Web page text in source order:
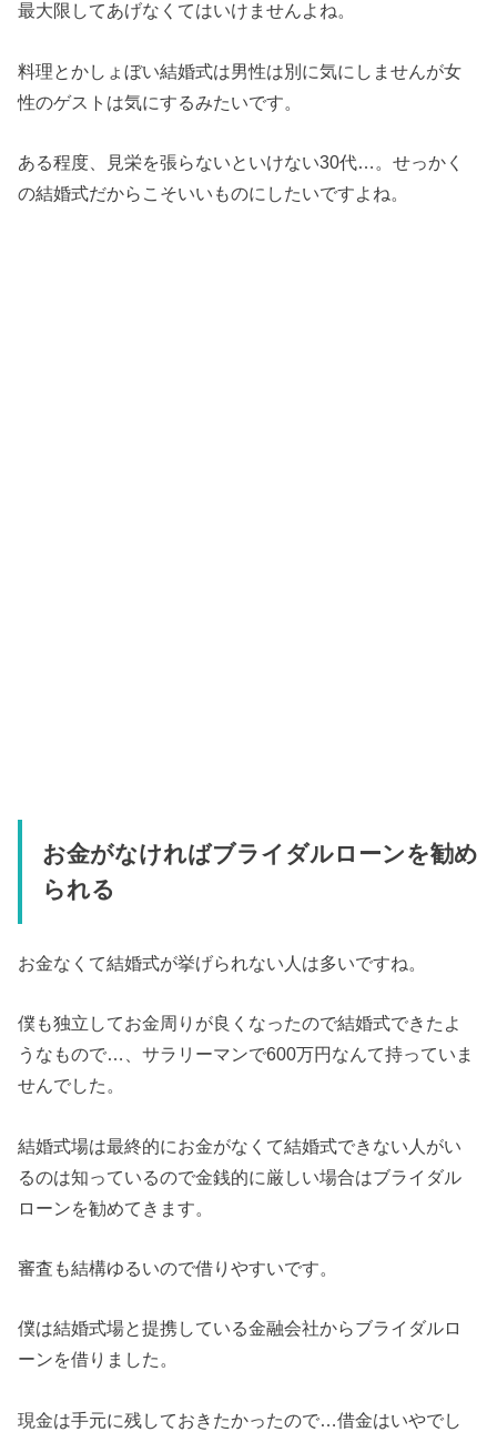
最大限してあげなくてはいけませんよね。
料理とかしょぼい結婚式は男性は別に気にしませんが女
性のゲストは気にするみたいです。
ある程度、見栄を張らないといけない30代…。せっかく
の結婚式だからこそいいものにしたいですよね。
お金がなければブライダルローンを勧め
られる
お金なくて結婚式が挙げられない人は多いですね。
僕も独立してお金周りが良くなったので結婚式できたよ
うなもので…、サラリーマンで600万円なんて持っていま
せんでした。
結婚式場は最終的にお金がなくて結婚式できない人がい
るのは知っているので金銭的に厳しい場合はブライダル
ローンを勧めてきます。
審査も結構ゆるいので借りやすいです。
僕は結婚式場と提携している金融会社からブライダルロ
ーンを借りました。
現金は手元に残しておきたかったので…借金はいやでし